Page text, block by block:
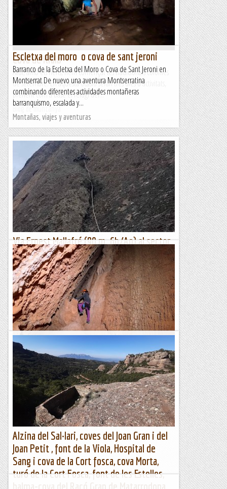
Garraf. No hi ha camí per...
Blog de muntanya
Cova de Rialb
Avui, amb els nens, hem començat les tradicionals colònies
de setembre. En aquesta ocasió seran tres dies d'activitats,
prenent com a base el refugi del...
Blog de muntanya
Escletxa del moro o cova de sant jeroni
Barranco de la Escletxa del Moro o Cova de Sant Jeroni en
Montserrat De nuevo una aventura Montserratina
combinando diferentes actividades montañeras
barranquismo, escalada y...
Montañas, viajes y aventuras
Via Ernest Mallafré (90 m. 6b/Ao) al sector
de la Cova de l'Arcada (Montserrat)
Lògic itinerari, a la dreta de la Cova de l'Arcada, obra de dos
referents de l'escalada montserratina: Armand Ballart i
Manuel Pérez "Lete". Recorre, envoltat de vies de caire...
Classic climber
Escletxa del Moro o Cova de Sant Jeroni
L'Escletxa del Moro és un indret singular de Montserat. Es
tracta d'una cavitat dintre d'una gran fisura entre roques, al
peu de la Paret de l'Aeri. Tot i que...
Blog de muntanya
Alzina del Sal·lari, coves del Joan Gran i del
Joan Petit , font de la Viola, Hospital de
Sang i cova de la Cort fosca, cova Morta,
turó de la Cort Fosca, font de les Estelles,